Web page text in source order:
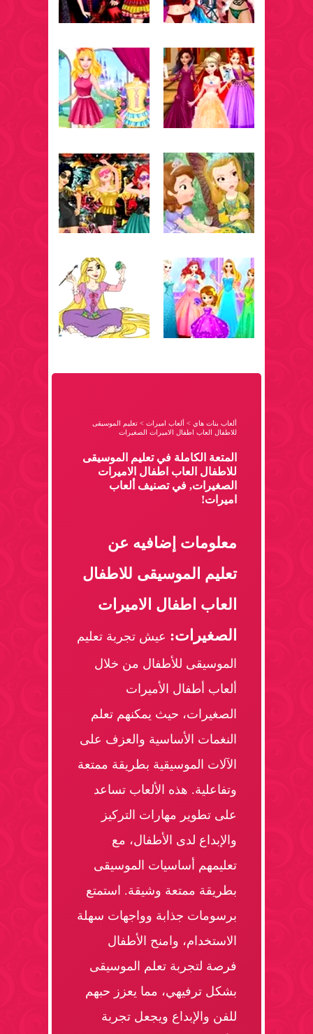
ألعاب بنات هاي > ألعاب اميرات > تعليم الموسيقى
للاطفال العاب اطفال الاميرات الصغيرات
المتعة الكاملة في تعليم الموسيقى
للاطفال العاب اطفال الاميرات
الصغيرات, في تصنيف ألعاب
اميرات!
معلومات إضافيه عن
تعليم الموسيقى للاطفال
العاب اطفال الاميرات
الصغيرات: عيش تجربة تعليم
الموسيقى للأطفال من خلال
ألعاب أطفال الأميرات
الصغيرات، حيث يمكنهم تعلم
النغمات الأساسية والعزف على
الآلات الموسيقية بطريقة ممتعة
وتفاعلية. هذه الألعاب تساعد
على تطوير مهارات التركيز
والإبداع لدى الأطفال، مع
تعليمهم أساسيات الموسيقى
بطريقة ممتعة وشيقة. استمتع
برسومات جذابة وواجهات سهلة
الاستخدام، وامنح الأطفال
فرصة لتجربة تعلم الموسيقى
بشكل ترفيهي، مما يعزز حبهم
للفن والإبداع ويجعل تجربة